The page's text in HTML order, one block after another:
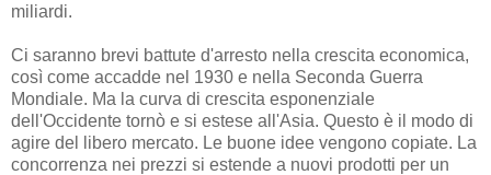
miliardi.
Ci saranno brevi battute d'arresto nella crescita economica,
così come accadde nel 1930 e nella Seconda Guerra
Mondiale. Ma la curva di crescita esponenziale
dell'Occidente tornò e si estese all'Asia. Questo è il modo di
agire del libero mercato. Le buone idee vengono copiate. La
concorrenza nei prezzi si estende a nuovi prodotti per un